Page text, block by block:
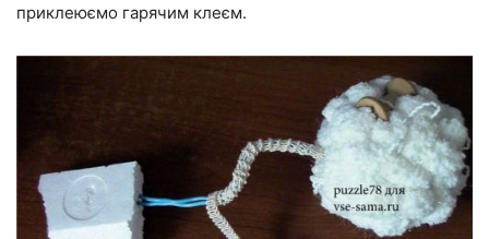
приклеюємо гарячим клеєм.